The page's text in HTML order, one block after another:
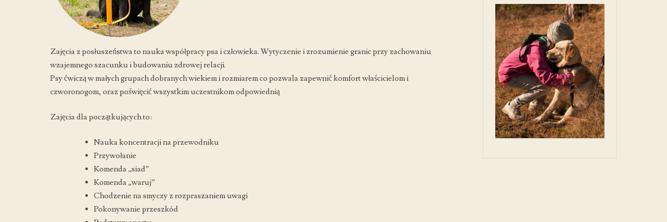
Zajęcia z posłuszeństwa to nauka współpracy psa i człowieka. Wytyczenie i zrozumienie granic przy zachowaniu
wzajemnego szacunku i budowaniu zdrowej relacji.
Psy ćwiczą w małych grupach dobranych wiekiem i rozmiarem co pozwala zapewnić komfort właścicielom i
czworonogom, oraz poświęcić wszystkim uczestnikom odpowiednią
Zajęcia dla początkujących to:
Nauka koncentracji na przewodniku
Przywołanie
Komenda „siad”
Komenda „waruj”
Chodzenie na smyczy z rozpraszaniem uwagi
Pokonywanie przeszkód